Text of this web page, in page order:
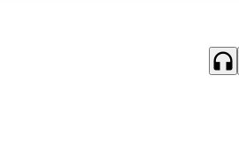
headphones